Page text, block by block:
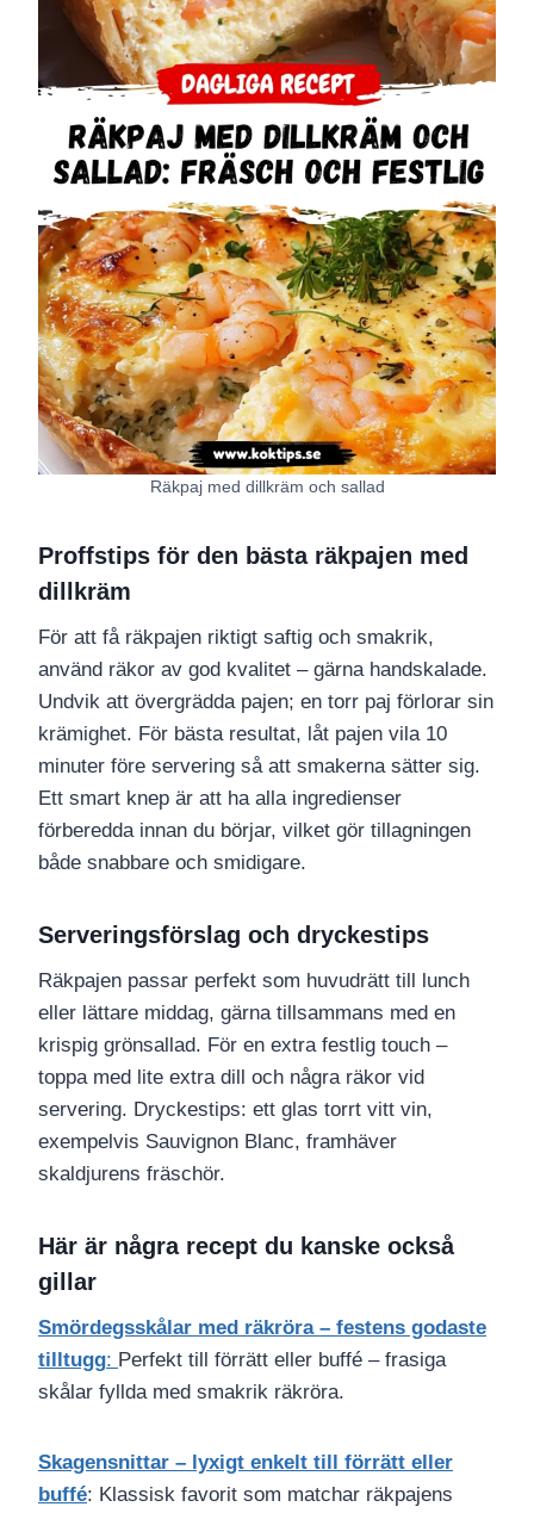
Räkpaj med dillkräm och sallad
Proffstips för den bästa räkpajen med
dillkräm
För att få räkpajen riktigt saftig och smakrik,
använd räkor av god kvalitet – gärna handskalade.
Undvik att övergrädda pajen; en torr paj förlorar sin
krämighet. För bästa resultat, låt pajen vila 10
minuter före servering så att smakerna sätter sig.
Ett smart knep är att ha alla ingredienser
förberedda innan du börjar, vilket gör tillagningen
både snabbare och smidigare.
Serveringsförslag och dryckestips
Räkpajen passar perfekt som huvudrätt till lunch
eller lättare middag, gärna tillsammans med en
krispig grönsallad. För en extra festlig touch –
toppa med lite extra dill och några räkor vid
servering. Dryckestips: ett glas torrt vitt vin,
exempelvis Sauvignon Blanc, framhäver
skaldjurens fräschör.
Här är några recept du kanske också
gillar
Smördegsskålar med räkröra – festens godaste
tilltugg: Perfekt till förrätt eller buffé – frasiga
skålar fyllda med smakrik räkröra.
Skagensnittar – lyxigt enkelt till förrätt eller
buffé: Klassisk favorit som matchar räkpajens